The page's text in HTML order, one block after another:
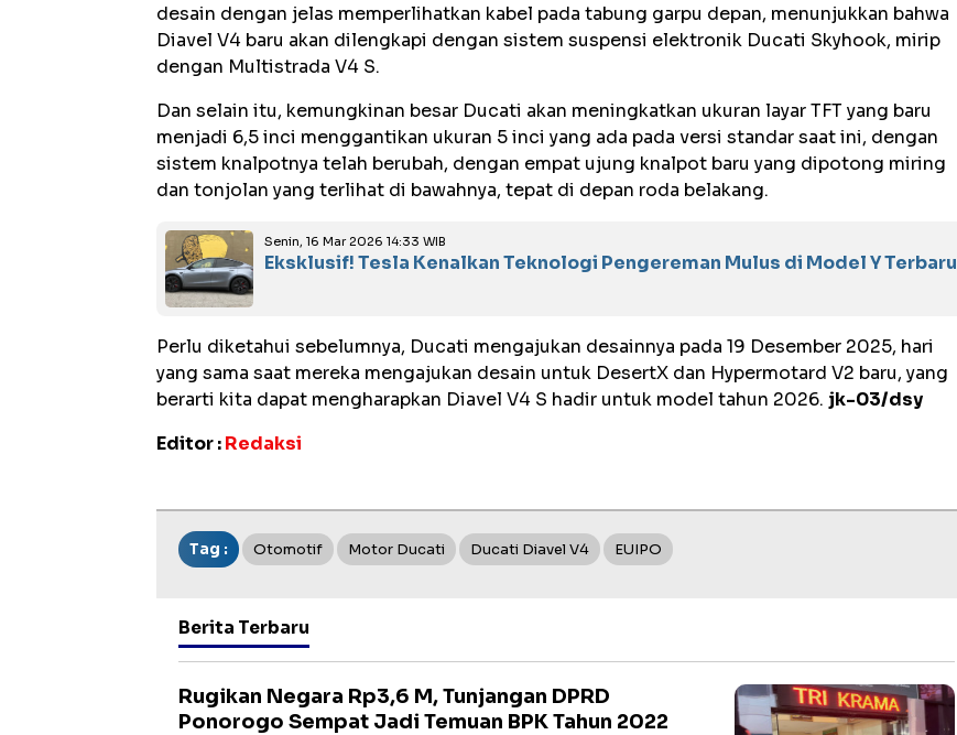
desain dengan jelas memperlihatkan kabel pada tabung garpu depan, menunjukkan bahwa
Diavel V4 baru akan dilengkapi dengan sistem suspensi elektronik Ducati Skyhook, mirip
dengan Multistrada V4 S.
Dan selain itu, kemungkinan besar Ducati akan meningkatkan ukuran layar TFT yang baru
menjadi 6,5 inci menggantikan ukuran 5 inci yang ada pada versi standar saat ini, dengan
sistem knalpotnya telah berubah, dengan empat ujung knalpot baru yang dipotong miring
dan tonjolan yang terlihat di bawahnya, tepat di depan roda belakang.
Senin, 16 Mar 2026 14:33 WIB
Eksklusif! Tesla Kenalkan Teknologi Pengereman Mulus di Model Y Terbaru
Perlu diketahui sebelumnya, Ducati mengajukan desainnya pada 19 Desember 2025, hari
yang sama saat mereka mengajukan desain untuk DesertX dan Hypermotard V2 baru, yang
berarti kita dapat mengharapkan Diavel V4 S hadir untuk model tahun 2026. jk-03/dsy
Editor :Redaksi
Tag : Otomotif Motor Ducati Ducati Diavel V4 EUIPO
Berita Terbaru
Rugikan Negara Rp3,6 M, Tunjangan DPRD
Ponorogo Sempat Jadi Temuan BPK Tahun 2022